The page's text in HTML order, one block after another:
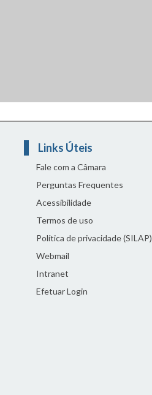
Links Úteis
Fale com a Câmara
Perguntas Frequentes
Acessibilidade
Termos de uso
Política de privacidade (SILAP)
Webmail
Intranet
Efetuar Login